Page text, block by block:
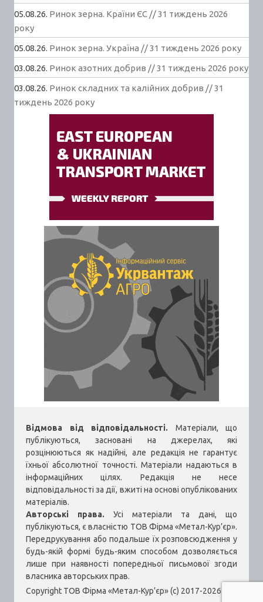
05.08.26. Ринок зерна. Країни ЄС // 31 тиждень 2026
року
05.08.26. Ринок зерна. Україна // 31 тиждень 2026 року
03.08.26. Ринок азотних добрив // 31 тиждень 2026 року
03.08.26. Ринок складних та калійних добрив // 31
тиждень 2026 року
Відмова від відповідальності. Матеріали, що
публікуються, засновані на джерелах, які
розцінюються як надійні, але редакція не гарантує
їхньої абсолютної точності. Матеріали надаються в
інформаційних цілях. Редакція не несе
відповідальності за дії, вжиті на основі опублікованих
матеріалів.
Авторські права. Усі матеріали та дані, що
публікуються, є власністю ТОВ Фірма «Метал-Кур’єр».
Передрукування або подальше їх розповсюдження у
будь-якій формі будь-яким способом дозволяється
лише при наявності попередньої письмової згоди
власника авторських прав.
Copyright ТОВ Фірма «Метал-Кур’єр» (c) 2017-2026